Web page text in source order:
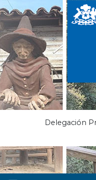
Delegación